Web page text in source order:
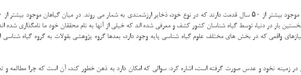
واقعی كه در بخش های مختلف علوم گیاه شناسی پایه وجود دارد، بعدها گروه پژوهشی بقولات به گروه گیاه شناسی
در زمینه نخود و عدس صورت گرفته است، اشاره كرد: سوالی كه امكان دارد به ذهن خطور كند، آن است كه چرا مطالعه و